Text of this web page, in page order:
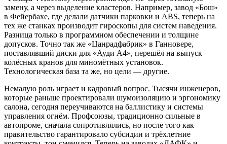
замену, а через выделение кластеров. Например, завод «Бош»
в Фейербахе, где делали датчики парковки и ABS, теперь на
тех же станках производит гироскопы для систем наведения.
Разница только в программном обеспечении и толщине
допусков. Точно так же «Цанрадфабрик» в Ганновере,
поставлявший диски для «Ауди А4», перешёл на выпуск
колёсных кранов для миномётных установок.
Технологическая база та же, но цели — другие.
Немалую роль играет и кадровый вопрос. Тысячи инженеров,
которые раньше проектировали шумоизоляцию и эргономику
салона, сегодня переучиваются на баллистику и системы
управления огнём. Профсоюзы, традиционно сильные в
автопроме, сначала сопротивлялись, но после того как
правительство гарантировало субсидии и трёхлетние